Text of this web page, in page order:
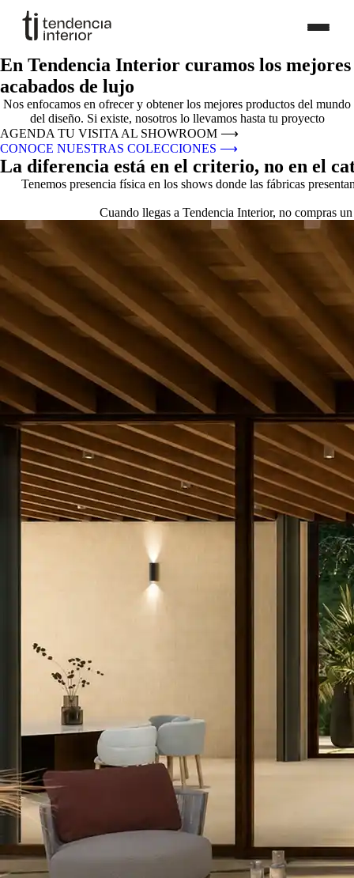
En Tendencia Interior curamos los mejores
acabados de lujo
Nos enfocamos en ofrecer y obtener los mejores productos del mundo
del diseño. Si existe, nosotros lo llevamos hasta tu proyecto
AGENDA TU VISITA AL SHOWROOM ⟶
CONOCE NUESTRAS COLECCIONES ⟶
La diferencia está en el criterio, no en el
Tenemos presencia física en los shows donde las fábricas
Cuando llegas a Tendencia Interior, no compras